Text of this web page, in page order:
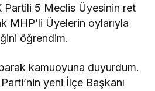
Partili 5 Meclis Üyesinin ret
MHP’li Üyelerin oylarıyla
öğrendim.
kamuoyuna duyurdum.
yeni İlçe Başkanı